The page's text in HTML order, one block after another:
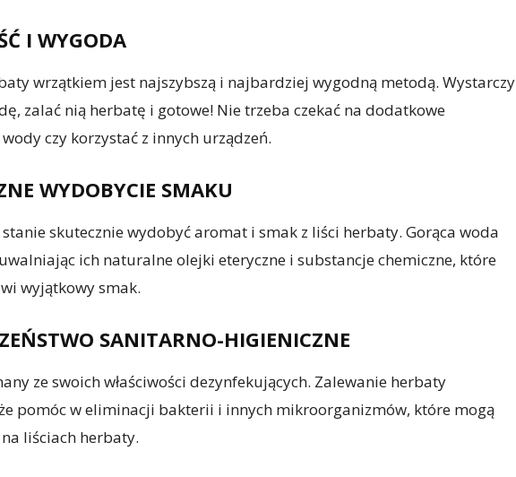
I WYGODA
wrzątkiem jest najszybszą i najbardziej wygodną metodą. Wystarczy
zalać nią herbatę i gotowe! Nie trzeba czekać na dodatkowe
czy korzystać z innych urządzeń.
WYDOBYCIE SMAKU
skutecznie wydobyć aromat i smak z liści herbaty. Gorąca woda
ich naturalne olejki eteryczne i substancje chemiczne, które
wyjątkowy smak.
SANITARNO-HIGIENICZNE
ze swoich właściwości dezynfekujących. Zalewanie herbaty
pomóc w eliminacji bakterii i innych mikroorganizmów, które mogą
liściach herbaty.